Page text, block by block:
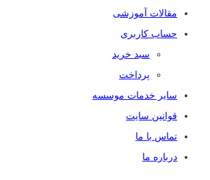
مقالات آموزشی
حساب کاربری
سبد خرید
پرداخت
سایر خدمات موسسه
قوانین سایت
تماس با ما
درباره ما